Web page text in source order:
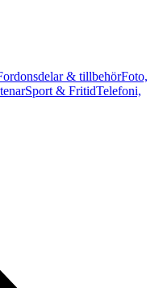
& tillbehörFoto,
Sport & FritidTelefoni,